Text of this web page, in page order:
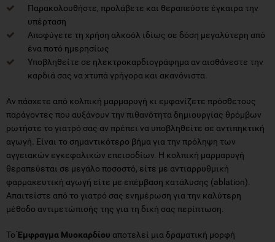
Παρακολουθήστε, προλάβετε και θεραπεύστε έγκαιρα την
υπέρταση
Αποφύγετε τη χρήση αλκοόλ ιδίως σε δόση μεγαλύτερη από
ένα ποτό ημερησίως
Υποβληθείτε σε ηλεκτροκαρδιογράφημα αν αισθάνεστε την
καρδιά σας να χτυπά γρήγορα και ακανόνιστα.
Αν πάσχετε από κολπική μαρμαρυγή κι εμφανίζετε πρόσθετους
παράγοντες που αυξάνουν την πιθανότητα δημιουργίας θρόμβων
ρωτήστε το γιατρό σας αν πρέπει να υποβληθείτε σε αντιπηκτική
αγωγή. Είναι το σημαντικότερο βήμα για την πρόληψη των
αγγειακών εγκεφαλικών επεισοδίων. Η κολπική μαρμαρυγή
θεραπεύεται σε μεγάλο ποσοστό, είτε με αντιαρρυθμική
φαρμακευτική αγωγή είτε με επέμβαση κατάλυσης (ablation).
Απαιτείστε από το γιατρό σας ενημέρωση για την καλύτερη
μέθοδο αντιμετώπισής της για τη δική σας περίπτωση.
ΤοΈμφραγμα Μυοκαρδίου αποτελεί μια δραματική μορφή